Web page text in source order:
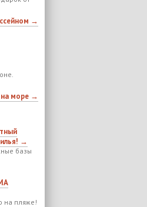
→
на море →
→
базы
на пляже!